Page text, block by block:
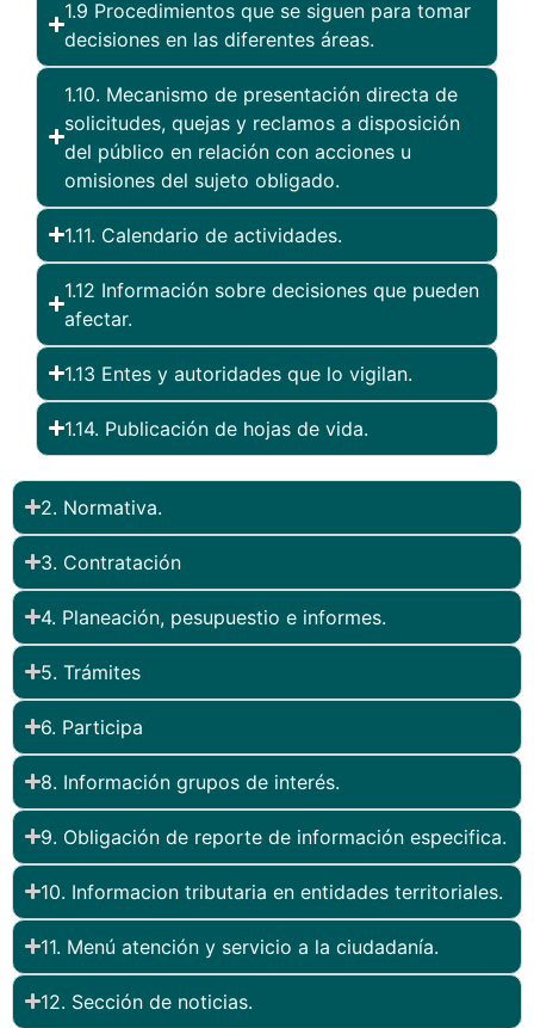
1.9 Procedimientos que se siguen para tomar
decisiones en las diferentes áreas.
1.10. Mecanismo de presentación directa de
solicitudes, quejas y reclamos a disposición
del público en relación con acciones u
omisiones del sujeto obligado.
1.11. Calendario de actividades.
1.12 Información sobre decisiones que pueden
afectar.
1.13 Entes y autoridades que lo vigilan.
1.14. Publicación de hojas de vida.
2. Normativa.
3. Contratación
4. Planeación, pesupuestio e informes.
5. Trámites
6. Participa
8. Información grupos de interés.
9. Obligación de reporte de información especifica.
10. Informacion tributaria en entidades territoriales.
11. Menú atención y servicio a la ciudadanía.
12. Sección de noticias.